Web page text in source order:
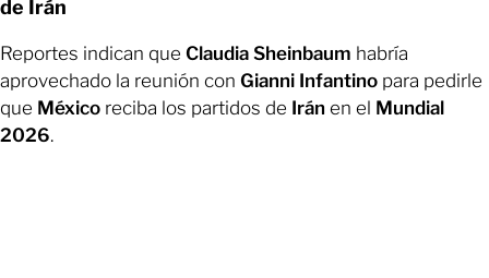
de Irán
Reportes indican que Claudia Sheinbaum habría
aprovechado la reunión con Gianni Infantino para pedirle
que México reciba los partidos de Irán en el Mundial
2026.